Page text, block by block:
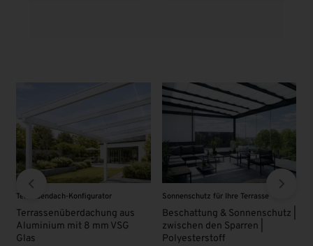
Sonnenschutz für Ihre Terrasse
Beschattung & Sonnenschutz |
zwischen den Sparren |
Polyesterstoff
VSG - Glas
VSG Glas 8 mm | KLAR |
63,00€